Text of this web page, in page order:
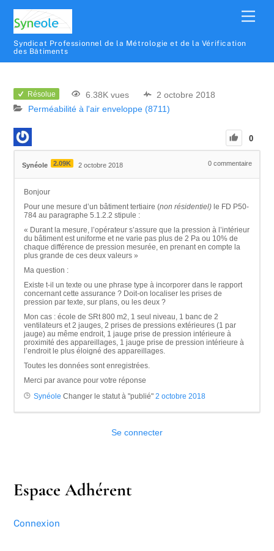
Syndicat Professionnel de la Métrologie et de la Vérification
des Bâtiments
Résolue 6.38K vues
2 octobre 2018
Perméabilité à l'air enveloppe (8711)
0
Synéole 2.09K 2 octobre 2018 0commentaire
Bonjour
Pour une mesure d’un bâtiment tertiaire (non résidentiel) le FD P50-
784 au paragraphe 5.1.2.2 stipule :
« Durant la mesure, l’opérateur s’assure que la pression à l’intérieur
du bâtiment est uniforme et ne varie pas plus de 2 Pa ou 10% de
chaque différence de pression mesurée, en prenant en compte la
plus grande de ces deux valeurs »
Ma question :
Existe t-il un texte ou une phrase type à incorporer dans le rapport
concernant cette assurance ? Doit-on localiser les prises de
pression par texte, sur plans, ou les deux ?
Mon cas : école de SRt 800 m2, 1 seul niveau, 1 banc de 2
ventilateurs et 2 jauges, 2 prises de pressions extérieures (1 par
jauge) au même endroit, 1 jauge prise de pression intérieure à
proximité des appareillages, 1 jauge prise de pression intérieure à
l’endroit le plus éloigné des appareillages.
Toutes les données sont enregistrées.
Merci par avance pour votre réponse
Synéole Changer le statut à "publié"2 octobre 2018
Se connecter
Espace Adhérent
Connexion